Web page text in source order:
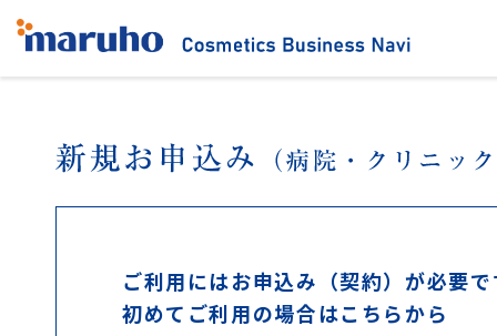
ご利用にはお申込み（契約）が必要で
初めてご利用の場合はこちらから